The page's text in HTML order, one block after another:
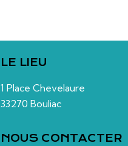
LE LIEU
1 Place Chevelaure
33270 Bouliac
NOUS CONTACTER